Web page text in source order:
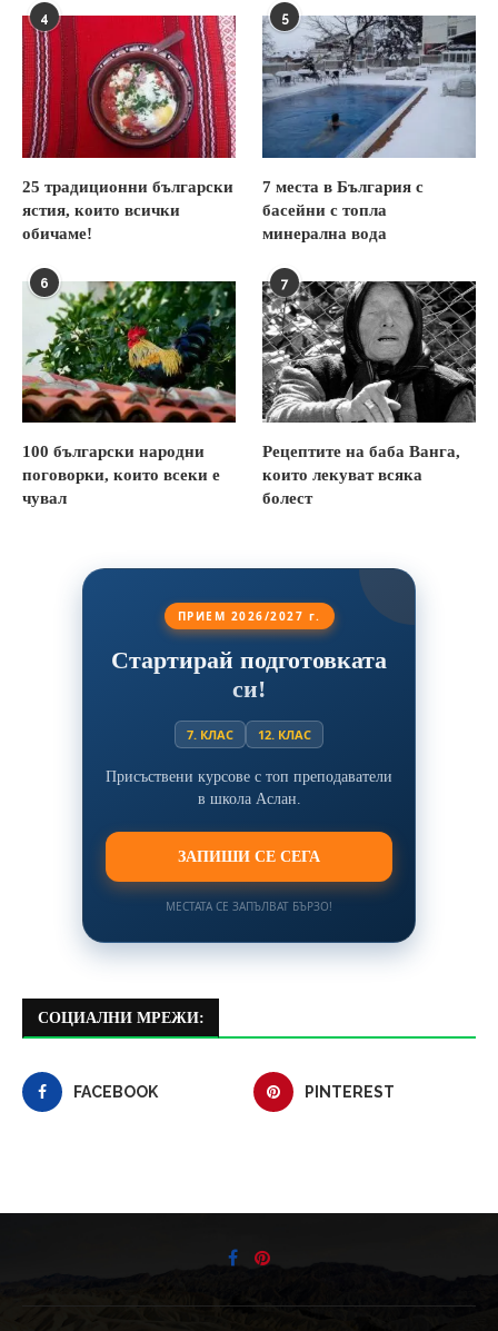
4
25 традиционни български
ястия, които всички
обичаме!
5
7 места в България с
басейни с топла
минерална вода
6
100 български народни
поговорки, които всеки е
чувал
7
Рецептите на баба Ванга,
които лекуват всяка
болест
ПРИЕМ 2026/2027 г.
Стартирай подготовката
си!
7. КЛАС 12. КЛАС
Присъствени курсове с топ преподаватели
в школа Аслан.
ЗАПИШИ СЕ СЕГА
МЕСТАТА СЕ ЗАПЪЛВАТ БЪРЗО!
СОЦИАЛНИ МРЕЖИ:
FACEBOOK PINTEREST